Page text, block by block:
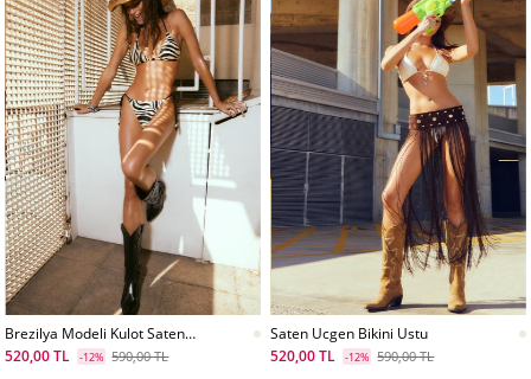
Brezilya Modeli Kulot Saten
Yuzeyli Baskılı Bikini Altı
520,00 TL -12% 590,00 TL
Saten Ucgen Bikini Ustu
520,00 TL
-12% 590,00 TL